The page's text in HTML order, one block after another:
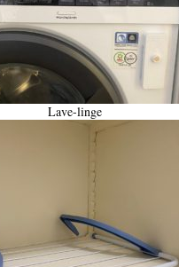
Lave-linge